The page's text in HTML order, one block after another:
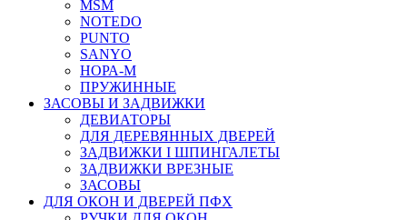
MSM
NOTEDO
PUNTO
SANYO
НОРА-М
ПРУЖИННЫЕ
ЗАСОВЫ И ЗАДВИЖКИ
ДЕВИАТОРЫ
ДЛЯ ДЕРЕВЯННЫХ ДВЕРЕЙ
ЗАДВИЖКИ I ШПИНГАЛЕТЫ
ЗАДВИЖКИ ВРЕЗНЫЕ
ЗАСОВЫ
ДЛЯ ОКОН И ДВЕРЕЙ ПФХ